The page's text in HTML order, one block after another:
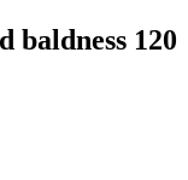
baldness 120